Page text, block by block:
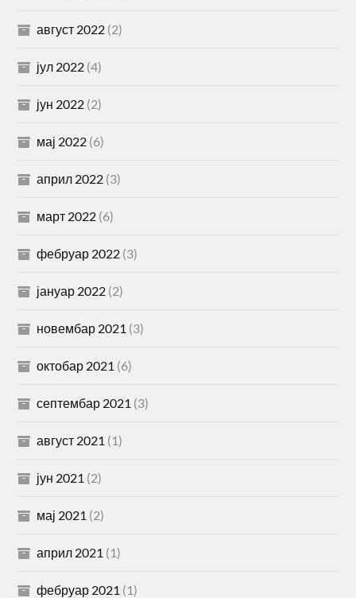
август 2022 (2)
јул 2022 (4)
јун 2022 (2)
мај 2022 (6)
април 2022 (3)
март 2022 (6)
фебруар 2022 (3)
јануар 2022 (2)
новембар 2021 (3)
октобар 2021 (6)
септембар 2021 (3)
август 2021 (1)
јун 2021 (2)
мај 2021 (2)
април 2021 (1)
фебруар 2021 (1)